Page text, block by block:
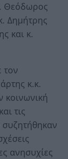
Θεόδωρος
Δημήτρης
και κ.
τον
κ.κ.
κοινωνική
τις
συζητήθηκαν
ανησυχίες